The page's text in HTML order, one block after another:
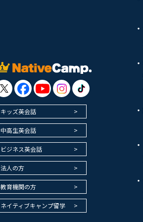
キッズ英会話
中高生英会話
ビジネス英会話
法人の方
教育機関の方
ネイティブキャンプ留学